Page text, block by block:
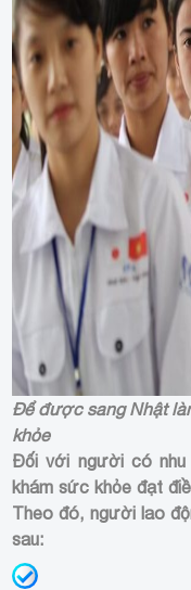
Để được sang Nhật
khỏe
Đối với người có nhu
khám sức khỏe đạt
Theo đó, người lao
sau: